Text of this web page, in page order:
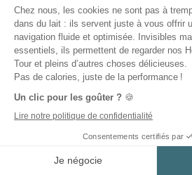
Estimer mon
Réserve de temps
Inclus une marge de
planning pour faire face